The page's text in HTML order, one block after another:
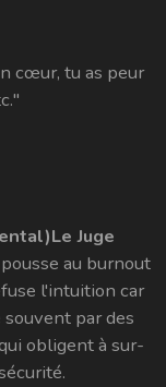
cœur, tu as peur
Le Juge
au burnout
l'intuition car
par des
obligent à sur-